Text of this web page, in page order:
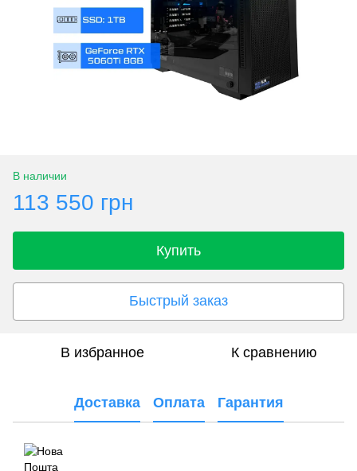
В наличии
113 550 грн
Купить
Быстрый заказ
В избранное К сравнению
Доставка Оплата Гарантия